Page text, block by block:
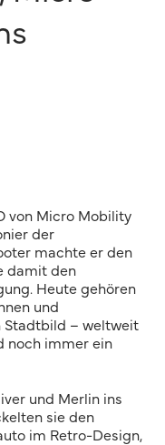
von Micro Mobility
der
machte er den
damit den
Heute gehören
und
Stadtbild – weltweit
noch immer ein
und Merlin ins
sie den
im Retro-Design,